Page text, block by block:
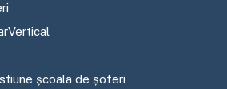
școala de șoferi